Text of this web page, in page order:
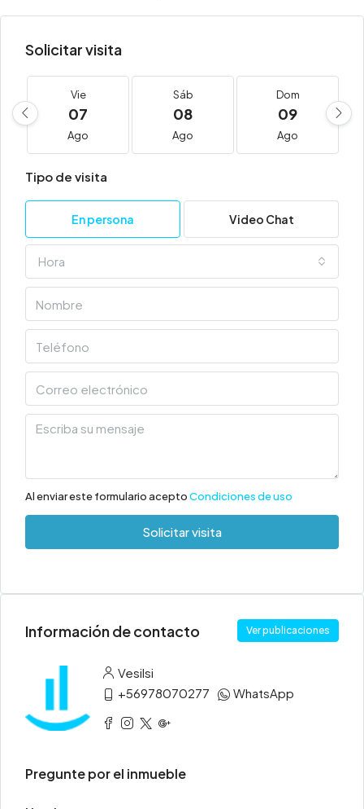
Solicitar visita
Vie
07
Ago
Sáb
08
Ago
Dom
09
Ago
Tipo de visita
En persona Video Chat
Hora
Al enviar este formulario aceptoCondiciones de uso
Solicitar visita
Información de contacto Ver publicaciones
Vesilsi
+56978070277
WhatsApp
Pregunte por el inmueble